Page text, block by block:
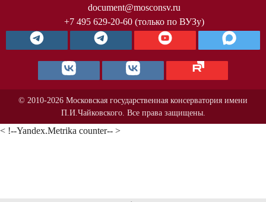
document@mosconsv.ru
+7 495 629-20-60 (только по ВУЗу)
© 2010-2026 Московская государственная консерватория имени
П.И.Чайковского. Все права защищены.
< !--Yandex.Metrika counter-- >